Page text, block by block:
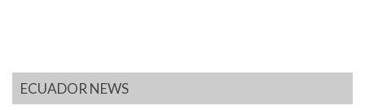
ECUADOR NEWS